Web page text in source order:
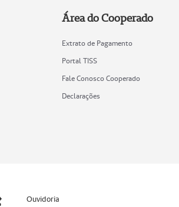
Área do Cooperado
Extrato de Pagamento
Portal TISS
Fale Conosco Cooperado
Declarações
Ouvidoria